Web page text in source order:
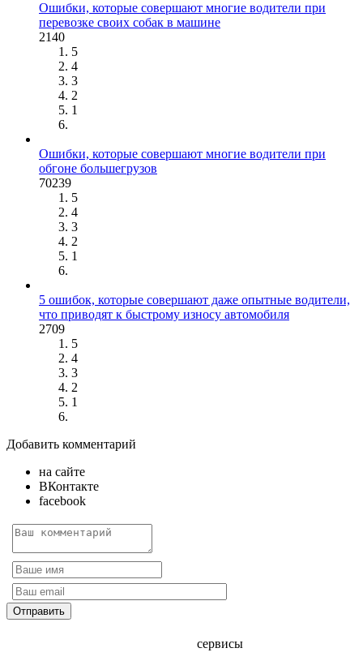
Ошибки, которые совершают многие водители при
перевозке своих собак в машине
2140
5
4
3
2
1
Ошибки, которые совершают многие водители при
обгоне большегрузов
70239
5
4
3
2
1
5 ошибок, которые совершают даже опытные водители,
что приводят к быстрому износу автомобиля
2709
5
4
3
2
1
Добавить комментарий
на сайте
ВКонтакте
facebook
сервисы